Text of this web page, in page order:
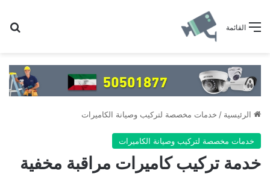
القائمة
الرئيسية / خدمات مخصصة لتركيب وصيانة الكاميرات
خدمات مخصصة لتركيب وصيانة الكاميرات
خدمة تركيب كاميرات مراقبة مخفية